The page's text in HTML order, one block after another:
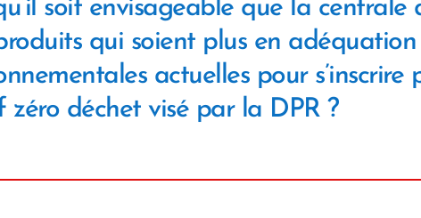
soit envisageable que la centrale
qui soient plus en adéquation
actuelles pour s’inscrire
zéro déchet visé par la DPR ?